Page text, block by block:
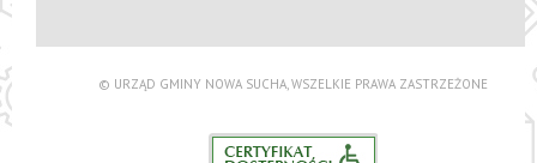
© URZĄD GMINY NOWA SUCHA, WSZELKIE PRAWA ZASTRZEŻONE